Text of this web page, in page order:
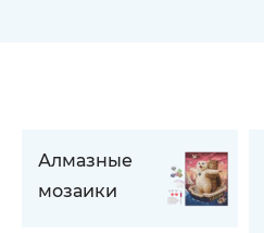
Алмазные
мозаики